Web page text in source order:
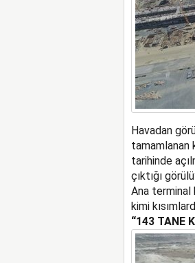
Havadan
tamamlanan
tarihinde
çıktığı
Ana terminal
kimi
“143 TANE